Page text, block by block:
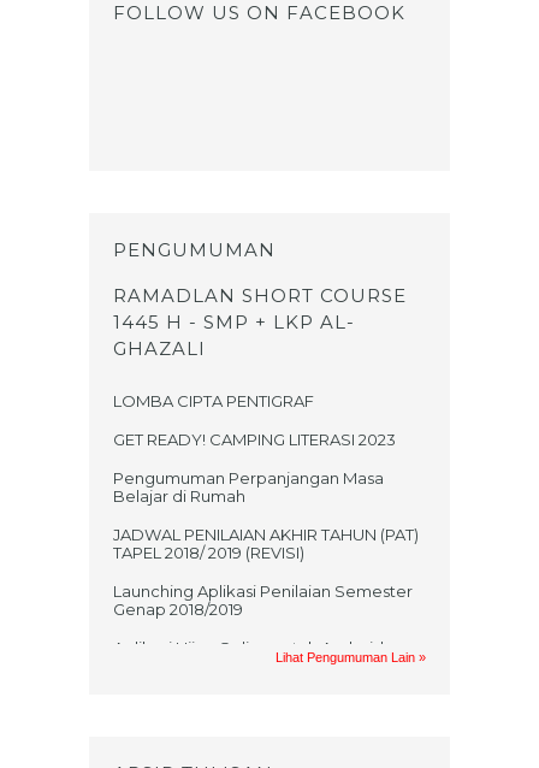
FOLLOW US ON FACEBOOK
PENGUMUMAN
RAMADLAN SHORT COURSE
1445 H - SMP + LKP AL-
GHAZALI
LOMBA CIPTA PENTIGRAF
GET READY! CAMPING LITERASI 2023
Pengumuman Perpanjangan Masa
Belajar di Rumah
JADWAL PENILAIAN AKHIR TAHUN (PAT)
TAPEL 2018/ 2019 (REVISI)
Launching Aplikasi Penilaian Semester
Genap 2018/2019
Aplikasi Ujian Online untuk Android
Lihat Pengumuman Lain »